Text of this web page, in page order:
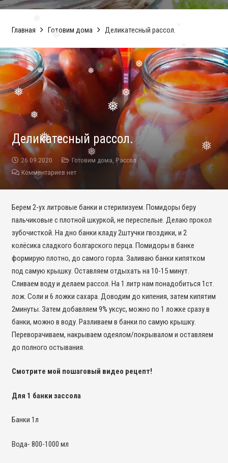
❅
❅
❅
❅
❅
❅
❅
❅
❅
❅
❅
❅
Главная Готовим дома Деликатесный рассол.
Деликатесный рассол.
26.09.2020 Готовим дома Рассол
Комментариев нет
Берем 2-ух литровые банки и стерилизуем. Помидоры беру
пальчиковые с плотной шкуркой, не переспелые. Делаю прокол
зубочисткой. На дно банки кладу 2штучки гвоздики, и 2
колёсика сладкого болгарского перца. Помидоры в банке
формирую плотно, до самого горла. Заливаю банки кипятком
под самую крышку. Оставляем отдыхать на 10-15 минут.
Сливаем воду и делаем рассол. На 1 литр нам понадобиться 1ст.
лож. Соли и 6 ложки сахара. Доводим до кипения, затем кипятим
2минуты. Затем добавляем 9% уксус, можно по 1 ложке сразу в
банки, можно в воду. Разливаем в банки по самую крышку.
Переворачиваем, накрываем одеялом/покрывалом и оставляем
до полного остывания.
Смотрите мой пошаговый видео рецепт!
Для 1 банки зассола
Банки 1л
Вода- 800-1000 мл